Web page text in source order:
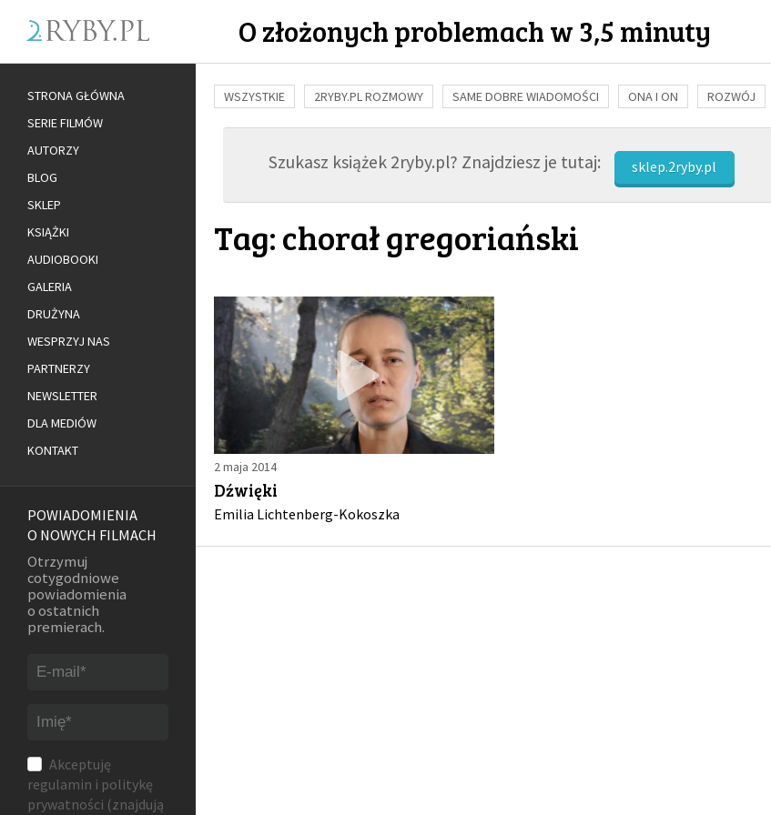
O złożonych problemach w 3,5 minuty
WSZYSTKIE 2RYBY.PL ROZMOWY SAME DOBRE WIADOMOŚCI ONA I ON ROZWÓJ
BUDOWANIE WIĘZI RODZINA NAUKA BIBLIA KOBIETA MĘŻCZYZNA RELIGIE
ADOPCJASzukasz książek 2ryby.pl? Znajdziesz je tutaj: sklep.2ryby.pl
Tag: chorał gregoriański
2 maja 2014
Dźwięki
Emilia Lichtenberg-Kokoszka
STRONA GŁÓWNA
SERIE FILMÓW
AUTORZY
BLOG
SKLEP
KSIĄŻKI
AUDIOBOOKI
GALERIA
DRUŻYNA
WESPRZYJ NAS
PARTNERZY
NEWSLETTER
DLA MEDIÓW
KONTAKT
POWIADOMIENIA
O NOWYCH FILMACH
Otrzymuj
cotygodniowe
powiadomienia
o ostatnich
premierach.
Akceptuję
regulamin i politykę
prywatności (znajdują